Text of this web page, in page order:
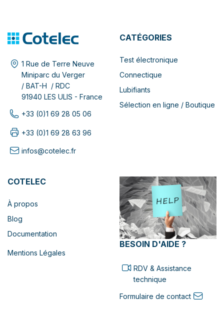
1 Rue de Terre Neuve
Miniparc du Verger
/ BAT-H / RDC
91940 LES ULIS - France
+33 (0)1 69 28 05 06
+33 (0)1 69 28 63 96
infos@cotelec.fr
CATÉGORIES
Test électronique
Connectique
Lubifiants
Sélection en ligne / Boutique
COTELEC
À propos
Blog
Documentation
Mentions Légales
BESOIN D'AIDE ?
RDV & Assistance
technique
Formulaire de contact